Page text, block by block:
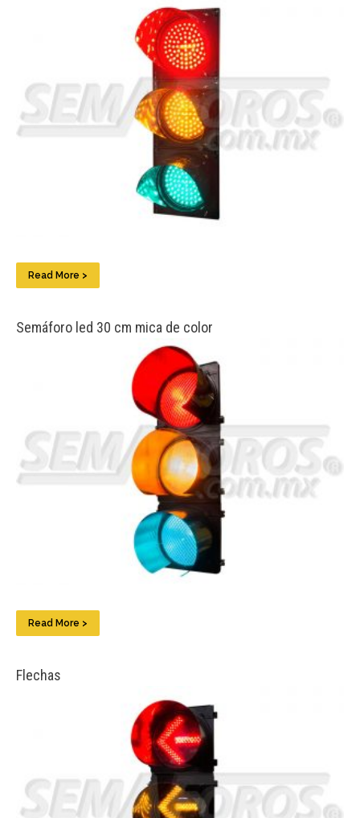
Read More >
Semáforo led 30 cm mica de color
Read More >
Flechas